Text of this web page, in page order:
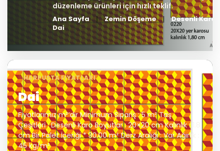
Ana Sayfa Zemin Döşeme
Desenli Karo
Dai
HARPUSTA FIYATLARI
Dai
Fiyatlarımız m²’dir Minimum Sipariş : 5 m² Taş
Çeşitleri : Desenli Karo Boyutlar : 20×20 cm Kalınlık : 1.8
cm Bir Palet İçeriği * 30.00 m² Derz Aralığı : Var Ağırlık :
45 kg/m²